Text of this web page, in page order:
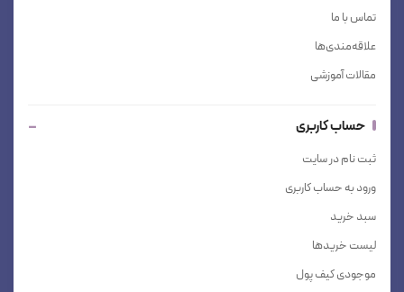
تماس با ما
علاقه‌مندی‌ها
مقالات آموزشی
حساب کاربری
ثبت نام در سایت
ورود به حساب کاربری
سبد خرید
لیست خریدها
موجودی کیف پول